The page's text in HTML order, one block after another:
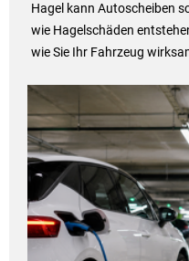
Hagel kann Autoscheiben
wie Hagelschäden
wie Sie Ihr Fahrzeug